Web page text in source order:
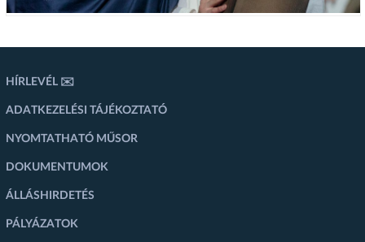
HÍRLEVÉL ✉️
ADATKEZELÉSI TÁJÉKOZTATÓ
NYOMTATHATÓ MŰSOR
DOKUMENTUMOK
ÁLLÁSHIRDETÉS
PÁLYÁZATOK